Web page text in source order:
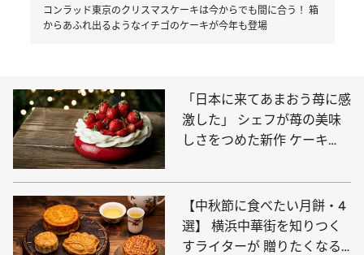
コンラッド東京のクリスマスケーキは今からでも間に合う！ 箱
からあふれ出るようなイチゴのケーキが今年も登場
「日本に来てあまおう苺に感
激した」 シェフが苺の美味
しさをつめた新作 ケーキ
【中秋節に食べたい月餅・4
選】 横浜中華街を知りつく
すライターが 贈りたくなる